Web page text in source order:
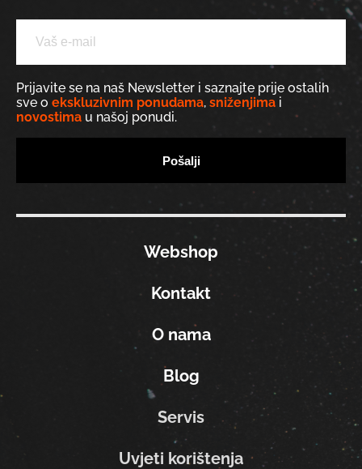
Prijavite se na naš Newsletter i saznajte prije ostalih
sve o ekskluzivnim ponudama, sniženjima i
novostima u našoj ponudi.
Webshop
Kontakt
O nama
Blog
Servis
Uvjeti korištenja